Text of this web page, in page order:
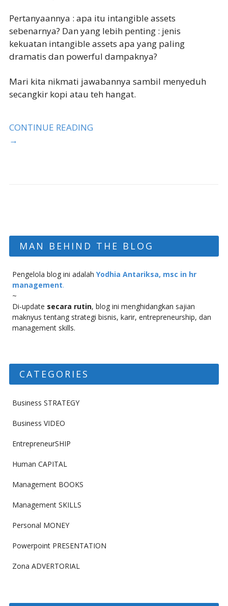
Pertanyaannya : apa itu intangible assets
sebenarnya? Dan yang lebih penting : jenis
kekuatan intangible assets apa yang paling
dramatis dan powerful dampaknya?
Mari kita nikmati jawabannya sambil menyeduh
secangkir kopi atau teh hangat.
CONTINUE READING
→
MAN BEHIND THE BLOG
Pengelola blog ini adalah Yodhia Antariksa, msc in hr
management.
~
Di-update secara rutin, blog ini menghidangkan sajian
maknyus tentang strategi bisnis, karir, entrepreneurship, dan
management skills.
CATEGORIES
Business STRATEGY
Business VIDEO
EntrepreneurSHIP
Human CAPITAL
Management BOOKS
Management SKILLS
Personal MONEY
Powerpoint PRESENTATION
Zona ADVERTORIAL